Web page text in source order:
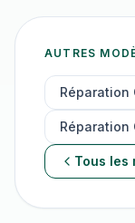
AUTRES
Réparation
Réparation
Tous les